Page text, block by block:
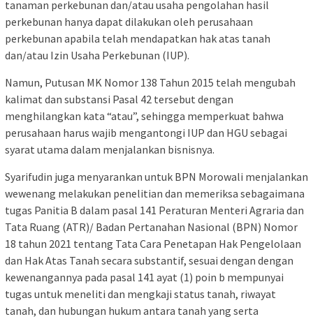
tanaman perkebunan dan/atau usaha pengolahan hasil
perkebunan hanya dapat dilakukan oleh perusahaan
perkebunan apabila telah mendapatkan hak atas tanah
dan/atau Izin Usaha Perkebunan (IUP).
Namun, Putusan MK Nomor 138 Tahun 2015 telah mengubah
kalimat dan substansi Pasal 42 tersebut dengan
menghilangkan kata “atau”, sehingga memperkuat bahwa
perusahaan harus wajib mengantongi IUP dan HGU sebagai
syarat utama dalam menjalankan bisnisnya.
Syarifudin juga menyarankan untuk BPN Morowali menjalankan
wewenang melakukan penelitian dan memeriksa sebagaimana
tugas Panitia B dalam pasal 141 Peraturan Menteri Agraria dan
Tata Ruang (ATR)/ Badan Pertanahan Nasional (BPN) Nomor
18 tahun 2021 tentang Tata Cara Penetapan Hak Pengelolaan
dan Hak Atas Tanah secara substantif, sesuai dengan dengan
kewenangannya pada pasal 141 ayat (1) poin b mempunyai
tugas untuk meneliti dan mengkaji status tanah, riwayat
tanah, dan hubungan hukum antara tanah yang serta